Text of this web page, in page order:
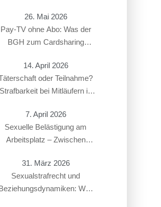
26. Mai 2026
Pay-TV ohne Abo: Was der
BGH zum Cardsharing
14. April 2026
oder Teilnahme?
Strafbarkeit bei Mitläufern in
7. April 2026
Sexuelle Belästigung am
Arbeitsplatz – Zwischen
Überschneidung von § 184i
StGB mit arbeitsrechtlichen
Konsequenzen
31. März 2026
Sexualstrafrecht und
Was